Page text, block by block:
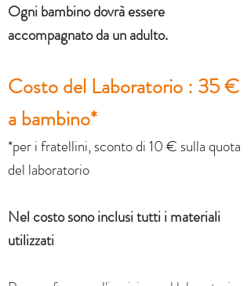
Ogni bambino dovrà essere
accompagnato da un adulto.
Costo del Laboratorio : 35 €
a bambino*
*per i fratellini, sconto di 10 € sulla quota
del laboratorio
Nel costo sono inclusi tutti i materiali
utilizzati